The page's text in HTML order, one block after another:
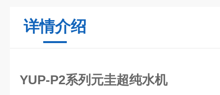
详情介绍
YUP-P2系列元圭超纯水机